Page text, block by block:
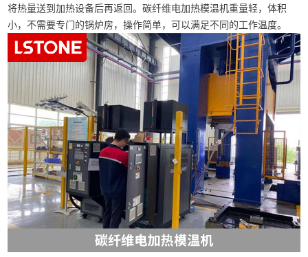
将热量送到加热设备后再返回。碳纤维电加热模温机重量轻，体积
小，不需要专门的锅炉房，操作简单，可以满足不同的工作温度。